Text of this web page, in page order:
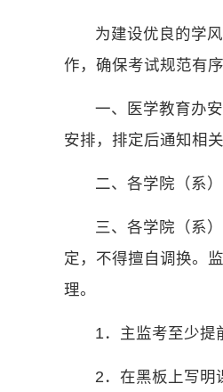
为建设优良的学
作，确保考试规范有
一、医学教育办
安排，排定后通知相
二、各学院（系
三、各学院（系
定，不得擅自调换。
理。
1．主监考至少提
2．在黑板上写明